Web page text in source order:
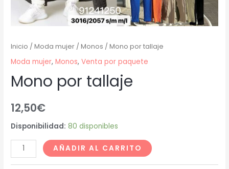
Inicio /Moda mujer /Monos / Mono por tallaje
Moda mujer,Monos,Venta por paquete
Mono por tallaje
12,50€
Disponibilidad: 80 disponibles
AÑADIR AL CARRITO